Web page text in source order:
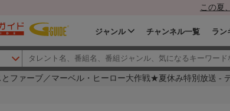
この夏
ジャンル チャンネル一覧 ラン
とファーブ／マーベル・ヒーロー大作戦★夏休み特別放送 -